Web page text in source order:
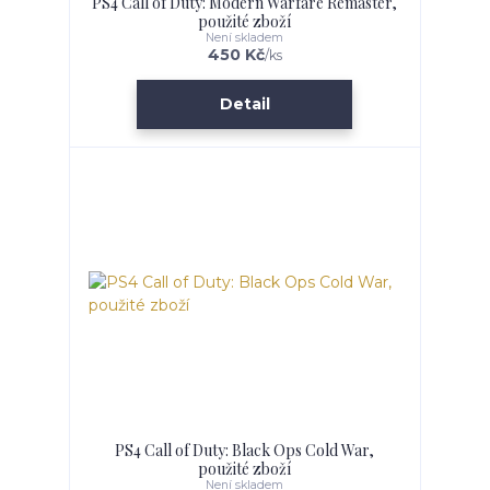
použité zboží
450 Kč/ks
Není skladem
Detail
PS4 Call of Duty: Black Ops Cold War,
použité zboží
Není skladem